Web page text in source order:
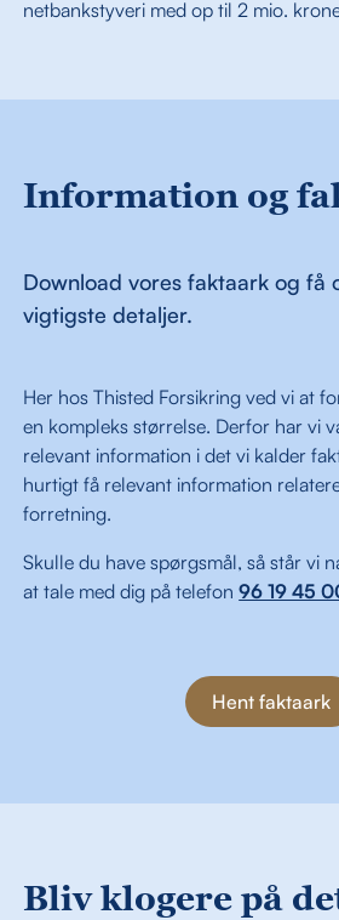
netbankstyveri med op til 2 mio.
Information og
Download vores faktaark og få
vigtigste detaljer.
Her hos Thisted Forsikring ved vi at
en kompleks størrelse. Derfor har vi
relevant information i det vi kalder
hurtigt få relevant information
forretning.
Skulle du have spørgsmål, så står vi
at tale med dig på telefon96 19 45
Hent faktaark
Bliv klogere på